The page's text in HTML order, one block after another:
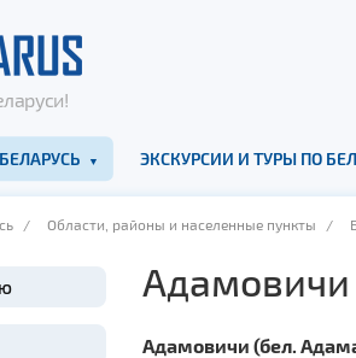
ЭКСКУРСИИ И ТУРЫ ПО
/ Области, районы и населенные пункты /
Адамовичи
Адамовичи (бел.